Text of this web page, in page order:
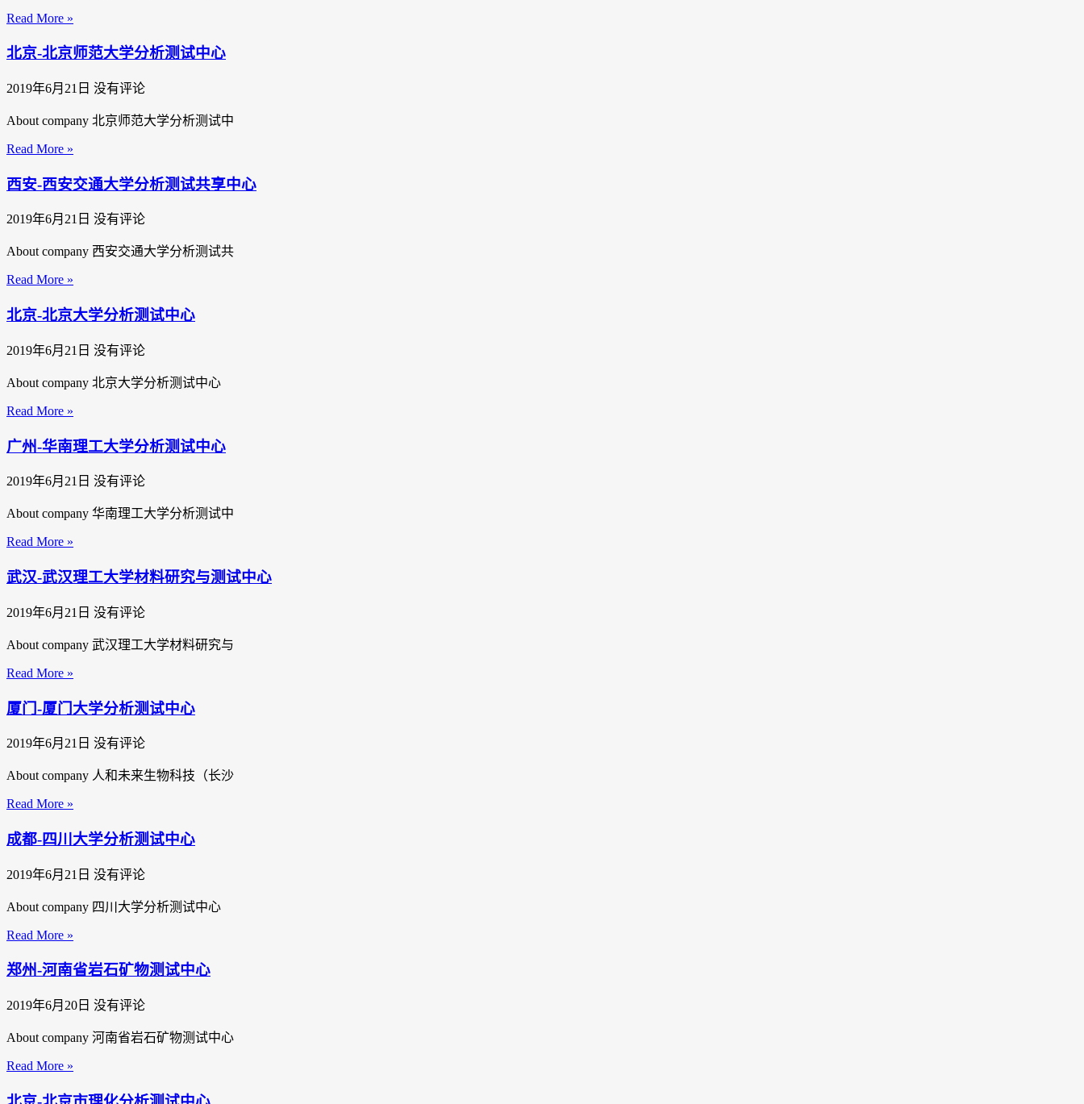
Read More »
北京-北京师范大学分析测试中心
2019年6月21日 没有评论
About company 北京师范大学分析测试中
Read More »
西安-西安交通大学分析测试共享中心
2019年6月21日 没有评论
About company 西安交通大学分析测试共
Read More »
北京-北京大学分析测试中心
2019年6月21日 没有评论
About company 北京大学分析测试中心
Read More »
广州-华南理工大学分析测试中心
2019年6月21日 没有评论
About company 华南理工大学分析测试中
Read More »
武汉-武汉理工大学材料研究与测试中心
2019年6月21日 没有评论
About company 武汉理工大学材料研究与
Read More »
厦门-厦门大学分析测试中心
2019年6月21日 没有评论
About company 人和未来生物科技（长沙
Read More »
成都-四川大学分析测试中心
2019年6月21日 没有评论
About company 四川大学分析测试中心
Read More »
郑州-河南省岩石矿物测试中心
2019年6月20日 没有评论
About company 河南省岩石矿物测试中心
Read More »